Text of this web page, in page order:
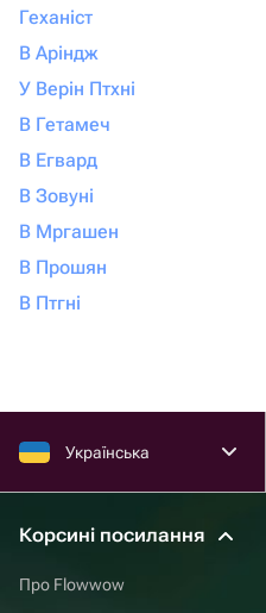
Геханіст
В Аріндж
У Верін Птхні
В Гетамеч
В Егвард
В Зовуні
В Мргашен
В Прошян
В Птгні
Українська
Корсині посилання
Про Flowwow